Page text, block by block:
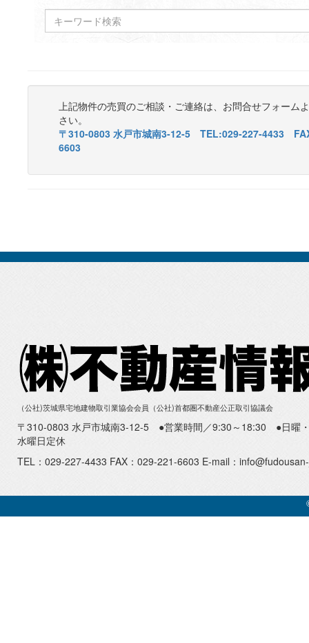
上記物件の売買のご相談・ご連絡は、お問合せフォーム
さい。
〒310-0803 水戸市城南3-12-5 TEL:029-227-4433
6603
（公社)茨城県宅地建物取引業協会会員（公社)首都圏不動産公正取引協議会
〒310-0803 水戸市城南3-12-5 ●営業時間／9:30～18:30 ●日曜
水曜日定休
TEL：029-227-4433 FAX：029-221-6603 E-mail：